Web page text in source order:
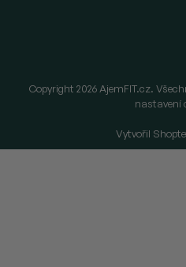
Vytvořil
Copyright 2026 AjemFIT.cz.
nastavení